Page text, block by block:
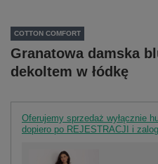
COTTON COMFORT
Granatowa damska
dekoltem w łódkę
Oferujemy sprzedaż wyłącznie
dopiero po REJESTRACJI i